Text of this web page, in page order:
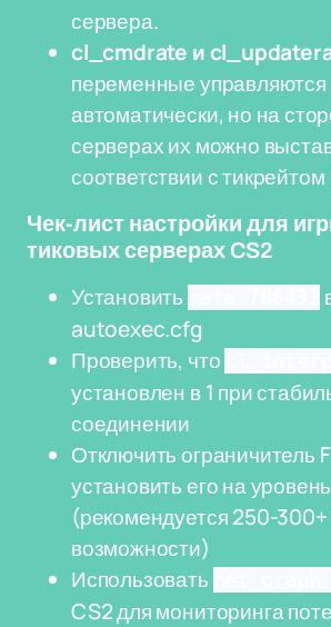
сервера.
cl_cmdrate и
переменные управляются
автоматически, но на
серверах их можно
соответствии с
Чек-лист настройки для
тиковых серверах CS2
Установить
autoexec.cfg
Проверить, что
установлен в 1 при
соединении
Отключить ограничитель
установить его на
(рекомендуется 250-300+
возможности)
Использовать
net_graph
CS2 для мониторинга